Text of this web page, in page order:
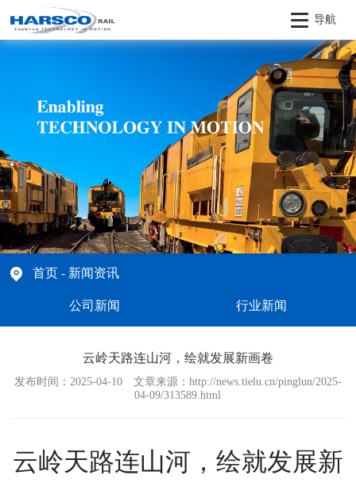
导航
首页 - 新闻资讯
公司新闻 行业新闻
云岭天路连山河，绘就发展新画卷
发布时间：2025-04-10 文章来源：http://news.tielu.cn/pinglun/2025-
04-09/313589.html
云岭天路连山河，绘就发展新